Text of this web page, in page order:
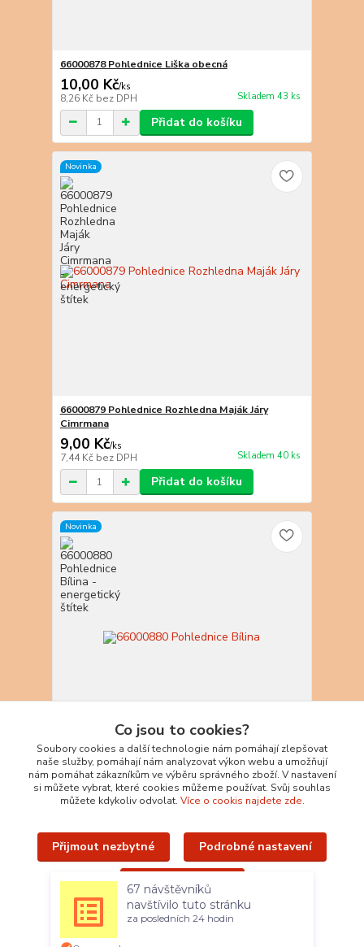
66000878 Pohlednice Liška obecná
10,00 Kč/ks
8,26 Kč bez DPH Skladem 43 ks
Přidat do košíku
Novinka
66000879 Pohlednice Rozhledna Maják Járy
Cimrmana
9,00 Kč/ks
7,44 Kč bez DPH Skladem 40 ks
Přidat do košíku
Novinka
66000880 Pohlednice Bílina
10,00 Kč/ks
8,26 Kč bez DPH Skladem 38 ks
Co jsou to cookies?
Soubory cookies a další technologie nám pomáhají zlepšovat
naše služby, pomáhají nám analyzovat výkon webu a umožňují
nám pomáhat zákazníkům ve výběru správného zboží. V nastavení
si můžete vybrat, které cookies můžeme používat. Svůj souhlas
můžete kdykoliv odvolat. Více o cookis najdete zde.
Přijmout nezbytné Podrobné nastavení
Přijmout všechny